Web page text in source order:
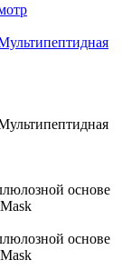
основе
основе